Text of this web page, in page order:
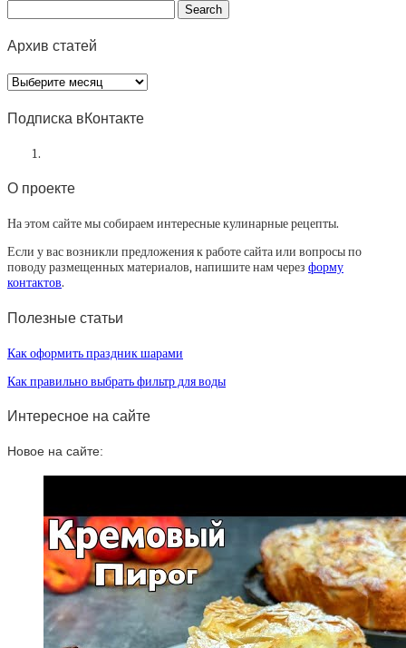
Архив статей
Архив
статей
Подписка вКонтакте
О проекте
На этом сайте мы собираем интересные кулинарные рецепты.
Если у вас возникли предложения к работе сайта или вопросы по
поводу размещенных материалов, напишите нам через форму
контактов.
Полезные статьи
Как оформить праздник шарами
Как правильно выбрать фильтр для воды
Интересное на сайте
Новое на сайте: